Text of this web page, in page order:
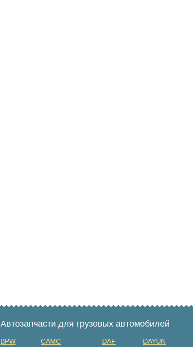
Автозапчасти для грузовых автомобилей
BPW CAMC DAF
DAYUN